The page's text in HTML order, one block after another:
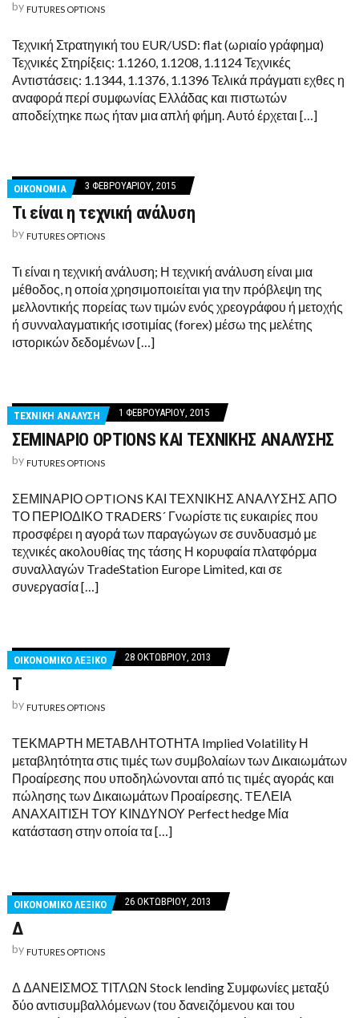
by FUTURES OPTIONS
Τεχνική Στρατηγική του EUR/USD: flat (ωριαίο γράφημα)
Τεχνικές Στηρίξεις: 1.1260, 1.1208, 1.1124 Τεχνικές
Αντιστάσεις: 1.1344, 1.1376, 1.1396 Τελικά πράγματι εχθες η
αναφορά περί συμφωνίας Ελλάδας και πιστωτών
αποδείχτηκε πως ήταν μια απλή φήμη. Αυτό έρχεται […]
ΟΙΚΟΝΟΜΙΑ 3 ΦΕΒΡΟΥΑΡΊΟΥ, 2015
Τι είναι η τεχνική ανάλυση
by FUTURES OPTIONS
Τι είναι η τεχνική ανάλυση; Η τεχνική ανάλυση είναι μια
μέθοδος, η οποία χρησιμοποιείται για την πρόβλεψη της
μελλοντικής πορείας των τιμών ενός χρεογράφου ή μετοχής
ή συνναλαγματικής ισοτιμίας (forex) μέσω της μελέτης
ιστορικών δεδομένων […]
ΤΕΧΝΙΚΗ ΑΝΑΛΥΣΗ 1 ΦΕΒΡΟΥΑΡΊΟΥ, 2015
ΣΕΜΙΝΑΡΙΟ OPTIONS ΚΑΙ ΤΕΧΝΙΚΗΣ ΑΝΑΛΥΣΗΣ
by FUTURES OPTIONS
ΣΕΜΙΝΑΡΙΟ OPTIONS ΚΑΙ ΤΕΧΝΙΚΗΣ ΑΝΑΛΥΣΗΣ ΑΠΟ
ΤΟ ΠΕΡΙΟΔΙΚΟ TRADERS´ Γνωρίστε τις ευκαιρίες που
προσφέρει η αγορά των παραγώγων σε συνδυασμό με
τεχνικές ακολουθίας της τάσης Η κορυφαία πλατφόρμα
συναλλαγών TradeStation Europe Limited, και σε
συνεργασία […]
ΟΙΚΟΝΟΜΙΚΟ ΛΕΞΙΚΟ 28 ΟΚΤΩΒΡΊΟΥ, 2013
Τ
by FUTURES OPTIONS
ΤΕΚΜΑΡΤΗ ΜΕΤΑΒΛΗΤΟΤΗΤΑ Implied Volatility Η
μεταβλητότητα στις τιμές των συμβολαίων των Δικαιωμάτων
Προαίρεσης που υποδηλώνονται από τις τιμές αγοράς και
πώλησης των Δικαιωμάτων Προαίρεσης. TΕΛΕΙΑ
ΑΝΑΧΑΙΤΙΣΗ ΤΟΥ ΚΙΝΔΥΝΟΥ Perfect hedge Μία
κατάσταση στην οποία τα […]
ΟΙΚΟΝΟΜΙΚΟ ΛΕΞΙΚΟ 26 ΟΚΤΩΒΡΊΟΥ, 2013
Δ
by FUTURES OPTIONS
Δ ΔΑΝΕΙΣΜΟΣ ΤΙΤΛΩΝ Stock lending Συμφωνίες μεταξύ
δύο αντισυμβαλλόμενων (του δανειζόμενου και του